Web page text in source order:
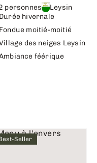
personnes
Leysin
Durée hivernale
Fondue moitié-moitié
des neiges Leysin
féérique
Seller